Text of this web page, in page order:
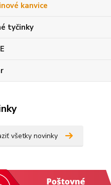
kanvice
tyčinky
všetky novinky